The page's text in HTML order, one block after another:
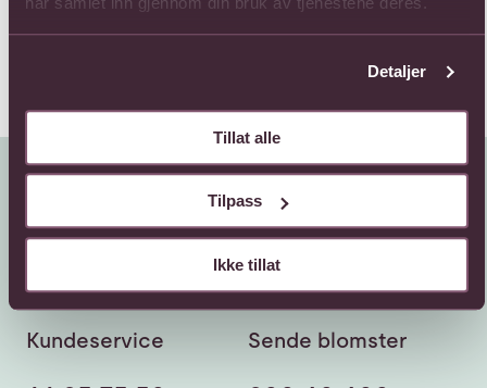
Detaljer
Tillat alle
Tilpass
Ikke tillat
Kundeservice Sende blomster